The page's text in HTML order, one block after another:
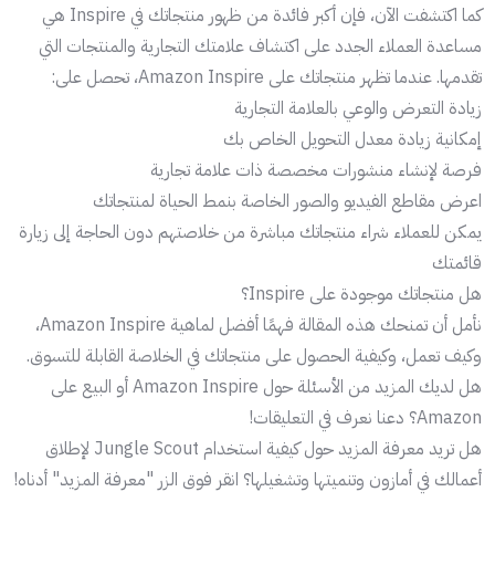
كما اكتشفت الآن، فإن أكبر فائدة من ظهور منتجاتك في Inspire هي
مساعدة العملاء الجدد على اكتشاف علامتك التجارية والمنتجات التي
تقدمها. عندما تظهر منتجاتك على Amazon Inspire، تحصل على:
زيادة التعرض والوعي بالعلامة التجارية
إمكانية زيادة معدل التحويل الخاص بك
فرصة لإنشاء منشورات مخصصة ذات علامة تجارية
اعرض مقاطع الفيديو والصور الخاصة بنمط الحياة لمنتجاتك
يمكن للعملاء شراء منتجاتك مباشرة من خلاصتهم دون الحاجة إلى زيارة
قائمتك
هل منتجاتك موجودة على Inspire؟
نأمل أن تمنحك هذه المقالة فهمًا أفضل لماهية Amazon Inspire،
وكيف تعمل، وكيفية الحصول على منتجاتك في الخلاصة القابلة للتسوق.
هل لديك المزيد من الأسئلة حول Amazon Inspire أو البيع على
Amazon؟ دعنا نعرف في التعليقات!
هل تريد معرفة المزيد حول كيفية استخدام Jungle Scout لإطلاق
أعمالك في أمازون وتنميتها وتشغيلها؟ انقر فوق الزر "معرفة المزيد" أدناه!